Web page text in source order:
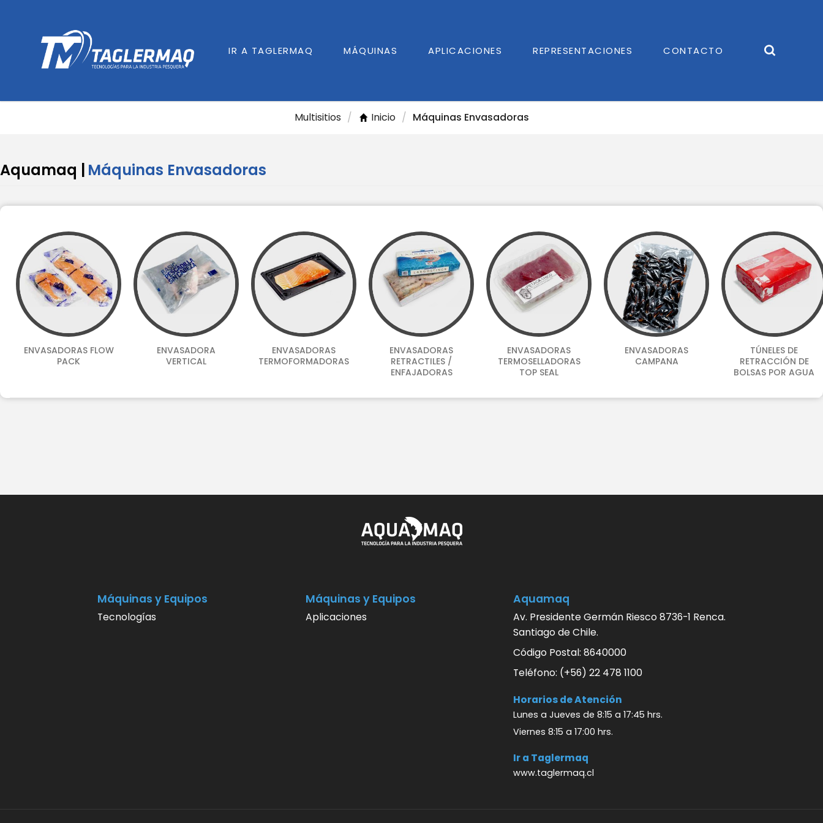
IR A TAGLERMAQ MÁQUINAS APLICACIONES REPRESENTACIONES CONTACTO
Multisitios / Inicio / Máquinas Envasadoras
Aquamaq | Máquinas Envasadoras
ENVASADORAS FLOW
PACK
ENVASADORA
VERTICAL
ENVASADORAS
TERMOFORMADORAS
ENVASADORAS
RETRACTILES /
ENFAJADORAS
ENVASADORAS
TERMOSELLADORAS
TOP SEAL
ENVASADORAS
CAMPANA
TÚNELES DE
RETRACCIÓN DE
BOLSAS POR AGUA
Máquinas y Equipos
Tecnologías
Máquinas y Equipos
Aplicaciones
Aquamaq
Av. Presidente Germán Riesco 8736-1 Renca.
Santiago de Chile.
Código Postal: 8640000
Teléfono: (+56) 22 478 1100
Horarios de Atención
Lunes a Jueves de 8:15 a 17:45 hrs.
Viernes 8:15 a 17:00 hrs.
Ir a Taglermaq
www.taglermaq.cl